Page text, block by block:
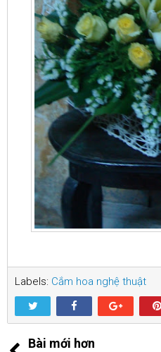
Labels: Cắm hoa nghệ thuật
Bài mới hơn